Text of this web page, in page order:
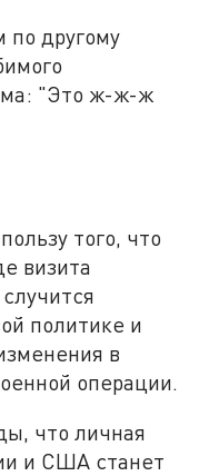
по другому
"Это ж-ж-ж
того, что
визита
политике и
в
операции.
что личная
и США станет